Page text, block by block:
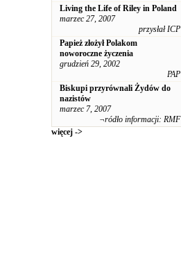
Living the Life of Riley in Poland
marzec 27, 2007
przysłał ICP
Papież złożył Polakom
noworoczne życzenia
grudzień 29, 2002
PAP
Biskupi przyrównali Żydów do
nazistów
marzec 7, 2007
¬ródło informacji: RMF
więcej ->